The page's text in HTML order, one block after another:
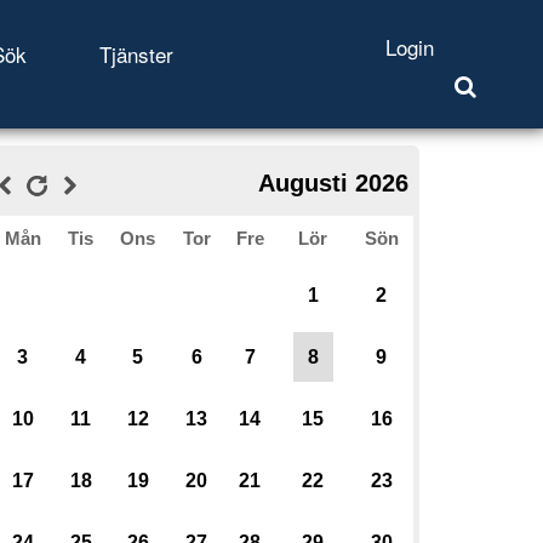
Tjänster Login
Augusti 2026
Mån Tis Ons Tor Fre Lör Sön
1 2
3 4 5 6 7 8 9
10 11 12 13 14 15 16
17 18 19 20 21 22 23